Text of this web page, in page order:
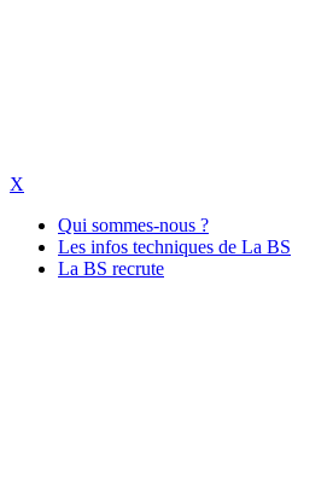
X
Qui sommes-nous ?
Les infos techniques de La BS
La BS recrute